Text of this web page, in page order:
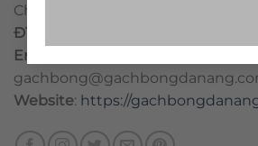
Chánh, Huyện Mộ Đức, Tỉnh
ĐT
Email
Website: https://